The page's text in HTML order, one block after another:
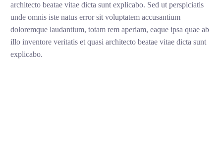
architecto beatae vitae dicta sunt explicabo. Sed ut perspiciatis
unde omnis iste natus error sit voluptatem accusantium
doloremque laudantium, totam rem aperiam, eaque ipsa quae ab
illo inventore veritatis et quasi architecto beatae vitae dicta sunt
explicabo.